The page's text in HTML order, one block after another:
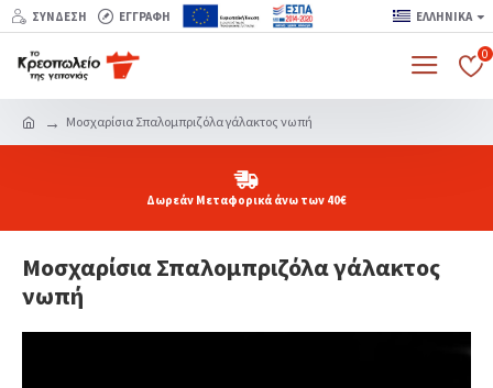
ΣΎΝΔΕΣΗ ΕΓΓΡΑΦΉ ΕΛΛΗΝΙΚΆ
0
Μοσχαρίσια Σπαλομπριζόλα γάλακτος νωπή
Δωρεάν Μεταφορικά άνω των 40€
Μοσχαρίσια Σπαλομπριζόλα γάλακτος
νωπή